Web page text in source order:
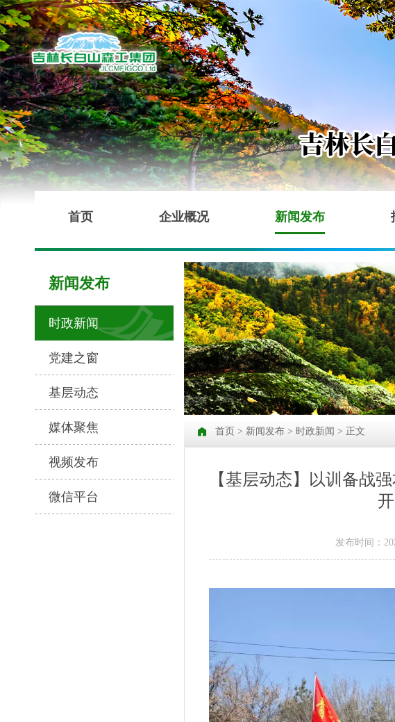
首页 企业概况 新闻发布
新闻发布
时政新闻
党建之窗
基层动态
媒体聚焦
视频发布
微信平台
首页 > 新闻发布 > 时政新闻 > 正文
【基层动态】以训备战
发布时间：